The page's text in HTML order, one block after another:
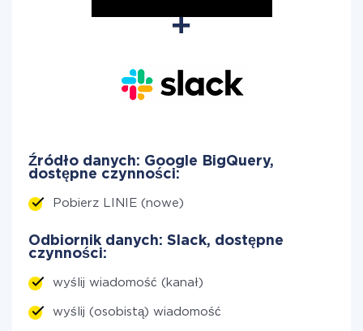
Źródło danych: Google BigQuery,
dostępne czynności:
Pobierz LINIE (nowe)
Odbiornik danych: Slack, dostępne
czynności:
wyślij wiadomość (kanał)
wyślij (osobistą) wiadomość